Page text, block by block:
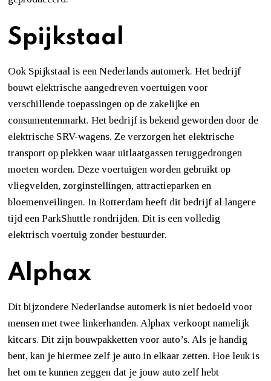
Spijkstaal
Ook Spijkstaal is een Nederlands automerk. Het bedrijf
bouwt elektrische aangedreven voertuigen voor
verschillende toepassingen op de zakelijke en
consumentenmarkt. Het bedrijf is bekend geworden door de
elektrische SRV-wagens. Ze verzorgen het elektrische
transport op plekken waar uitlaatgassen teruggedrongen
moeten worden. Deze voertuigen worden gebruikt op
vliegvelden, zorginstellingen, attractieparken en
bloemenveilingen. In Rotterdam heeft dit bedrijf al langere
tijd een ParkShuttle rondrijden. Dit is een volledig
elektrisch voertuig zonder bestuurder.
Alphax
Dit bijzondere Nederlandse automerk is niet bedoeld voor
mensen met twee linkerhanden. Alphax verkoopt namelijk
kitcars. Dit zijn bouwpakketten voor auto’s. Als je handig
bent, kan je hiermee zelf je auto in elkaar zetten. Hoe leuk is
het om te kunnen zeggen dat je jouw auto zelf hebt